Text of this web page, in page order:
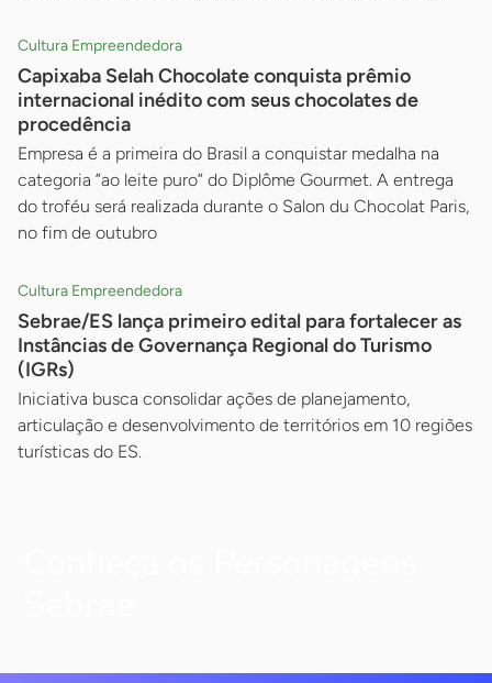
Cultura Empreendedora
Capixaba Selah Chocolate conquista prêmio
internacional inédito com seus chocolates de
procedência
Empresa é a primeira do Brasil a conquistar medalha na
categoria ”ao leite puro” do Diplôme Gourmet. A entrega
do troféu será realizada durante o Salon du Chocolat Paris,
no fim de outubro
Cultura Empreendedora
Sebrae/ES lança primeiro edital para fortalecer as
Instâncias de Governança Regional do Turismo
(IGRs)
Iniciativa busca consolidar ações de planejamento,
articulação e desenvolvimento de territórios em 10 regiões
turísticas do ES.